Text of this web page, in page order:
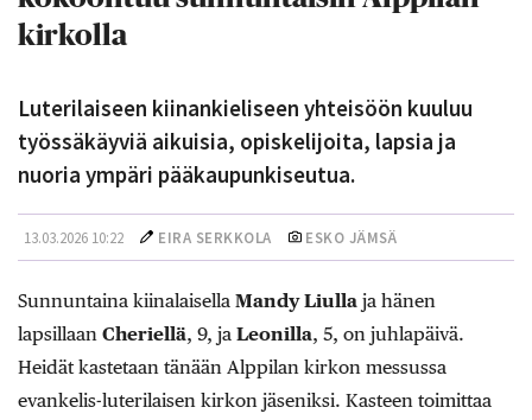
kirkolla
Luterilaiseen kiinankieliseen yhteisöön kuuluu
työssäkäyviä aikuisia, opiskelijoita, lapsia ja
nuoria ympäri pääkaupunkiseutua.
13.03.2026 10:22 EIRA SERKKOLA ESKO JÄMSÄ
Sunnuntaina kiinalaisella Mandy Liulla ja hänen
lapsillaan Cheriellä, 9, ja Leonilla, 5, on juhlapäivä.
Heidät kastetaan tänään Alppilan kirkon messussa
evankelis-luterilaisen kirkon jäseniksi. Kasteen toimittaa